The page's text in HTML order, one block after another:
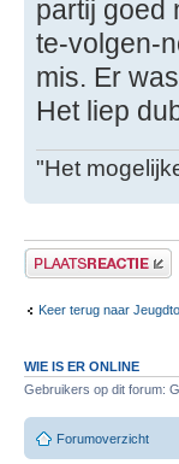
partij goed
te-volgen-
mis. Er
Het liep
"Het
Plaats een reactie
Keer terug naar
WIE IS ER ONLINE
Gebruikers op dit forum:
Forumoverzicht